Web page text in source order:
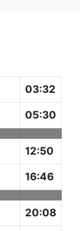
03:32
05:30
12:50
16:46
20:08